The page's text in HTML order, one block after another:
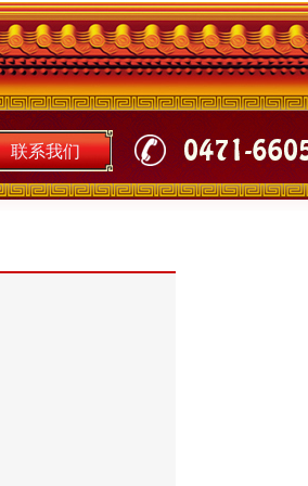
联系我们